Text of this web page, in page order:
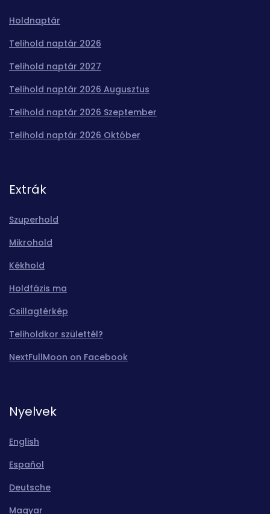
Holdnaptár
Telihold naptár 2026
Telihold naptár 2027
Telihold naptár 2026 Augusztus
Telihold naptár 2026 Szeptember
Telihold naptár 2026 Október
Extrák
Szuperhold
Mikrohold
Kékhold
Holdfázis ma
Csillagtérkép
Teliholdkor születtél?
NextFullMoon on Facebook
Nyelvek
English
Español
Deutsche
Magyar